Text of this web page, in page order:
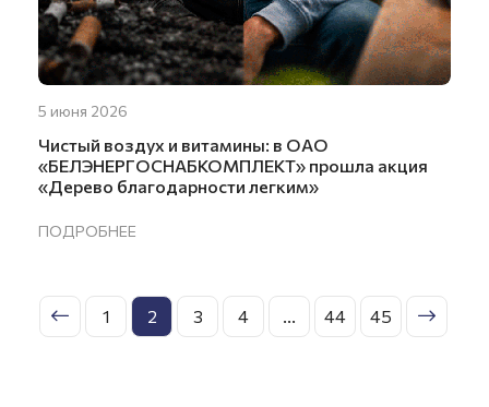
5 июня 2026
Чистый воздух и витамины: в ОАО
«БЕЛЭНЕРГОСНАБКОМПЛЕКТ» прошла акция
«Дерево благодарности легким»
ПОДРОБНЕЕ
1 2 3 4 44 45